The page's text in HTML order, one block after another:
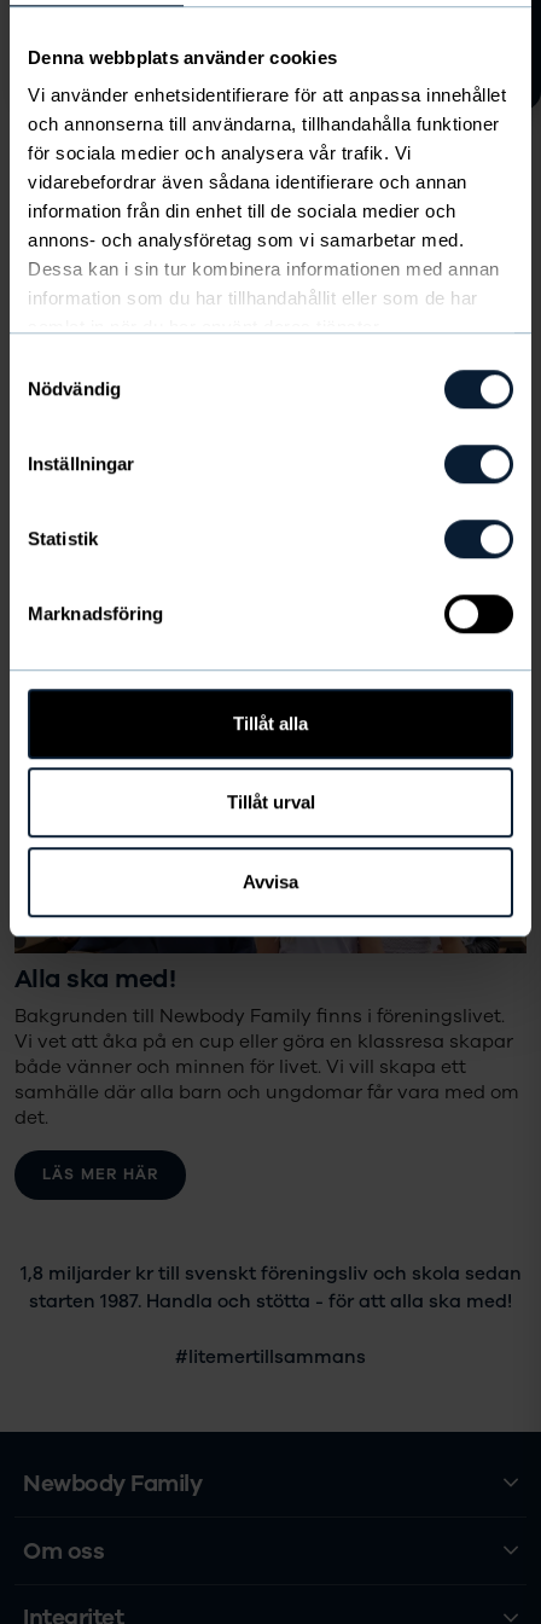
Denna webbplats använder cookies
Vi använder enhetsidentifierare för att anpassa innehållet
och annonserna till användarna, tillhandahålla funktioner
för sociala medier och analysera vår trafik. Vi
vidarebefordrar även sådana identifierare och annan
information från din enhet till de sociala medier och
annons- och analysföretag som vi samarbetar med.
Dessa kan i sin tur kombinera informationen med annan
information som du har tillhandahållit eller som de har
Nödvändig
Inställningar
Statistik
Marknadsföring
Tillåt alla
Tillåt urval
Avvisa
Kolla in säsongens nyheter
här!
Visa alla
Lämna din epost och följ Trestad Padel
Alla ska med!
Bakgrunden till Newbody Family finns i föreningslivet.
Vi vet att åka på en cup eller göra en klassresa skapar
både vänner och minnen för livet. Vi vill skapa ett
samhälle där alla barn och ungdomar får vara med om
det.
LÄS MER HÄR
1,8 miljarder kr till svenskt föreningsliv och skola sedan
starten 1987. Handla och stötta - för att alla ska med!
#litemertillsammans
Newbody Family
Om oss
Integritet